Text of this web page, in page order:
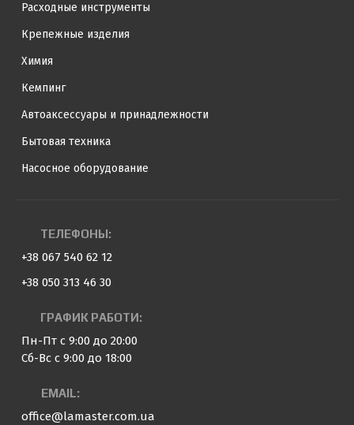
Расходные инструменты
Крепежные изделия
Химия
Кемпинг
Автоаксессуары и принадлежности
Бытовая техника
Насосное оборудование
ТЕЛЕФОНЫ:
+38 067 540 62 12
+38 050 313 46 30
ГРАФИК РАБОТИ:
Пн-Пт с 9:00 до 20:00
Сб-Вс с 9:00 до 18:00
EMAIL:
office@lamaster.com.ua